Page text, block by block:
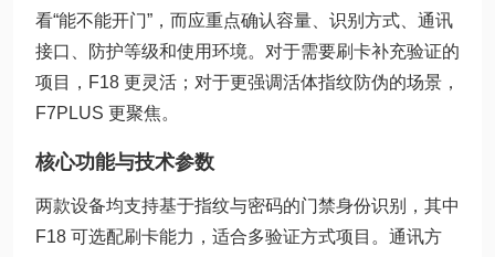
看“能不能开门”，而应重点确认容量、识别方式、通讯
接口、防护等级和使用环境。对于需要刷卡补充验证的
项目，F18 更灵活；对于更强调活体指纹防伪的场景，
F7PLUS 更聚焦。
核心功能与技术参数
两款设备均支持基于指纹与密码的门禁身份识别，其中
F18 可选配刷卡能力，适合多验证方式项目。通讯方